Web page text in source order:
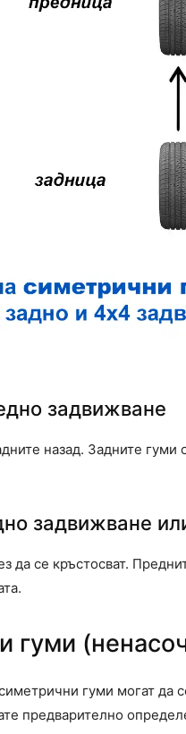
задвижване
назад. Задните гуми
задвижване
да се кръстосват.
гуми
гуми могат да
предварително